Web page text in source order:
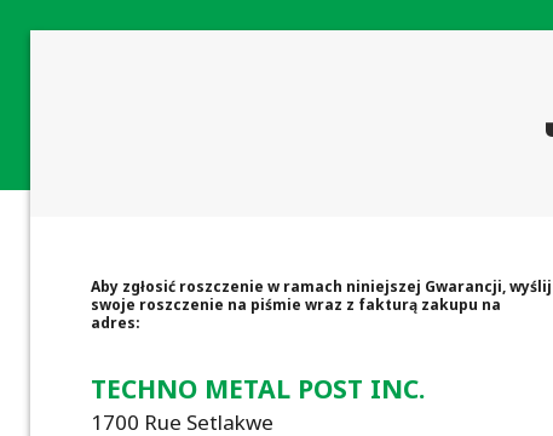
Aby zgłosić roszczenie w ramach niniejszej Gwarancji, wyślij
swoje roszczenie na piśmie wraz z fakturą zakupu na
adres:
TECHNO METAL POST INC.
1700 Rue Setlakwe